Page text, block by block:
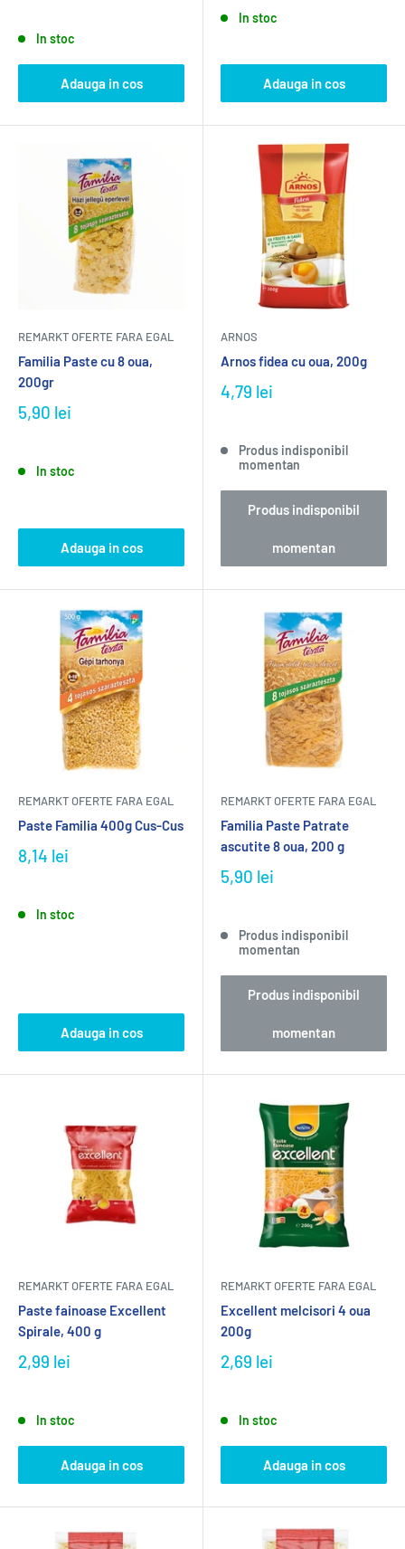
In stoc
Adauga in cos
In stoc
Adauga in cos
REMARKT OFERTE FARA EGAL
Fami­lia Paste cu 8 oua,
200gr
5,90 lei
In stoc
Adauga in cos
ARNOS
Arnos fidea cu oua, 200g
4,79 lei
Produs indisponibil
momentan
Produs indisponibil
momentan
REMARKT OFERTE FARA EGAL
Paste Familia 400g Cus-Cus
8,14 lei
In stoc
Adauga in cos
REMARKT OFERTE FARA EGAL
Familia Paste Patrate
ascutite 8 oua, 200 g
5,90 lei
Produs indisponibil
momentan
Produs indisponibil
momentan
REMARKT OFERTE FARA EGAL
Paste fainoase Excellent
Spirale, 400 g
2,99 lei
In stoc
Adauga in cos
REMARKT OFERTE FARA EGAL
Excellent melcisori 4 oua
200g
2,69 lei
In stoc
Adauga in cos